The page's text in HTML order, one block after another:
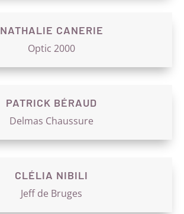
NATHALIE CANERIE
Optic 2000
PATRICK BÉRAUD
Delmas Chaussure
CLÉLIA NIBILI
Jeff de Bruges